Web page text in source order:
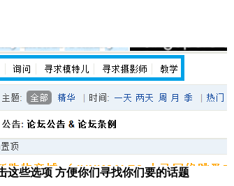
这些选项 方便你们寻找你们要的话题